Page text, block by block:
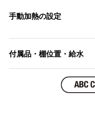
手動加熱の設定
付属品・棚位置・給水